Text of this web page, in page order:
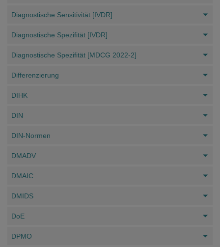
Diagnostische Sensitivität [IVDR]
Diagnostische Spezifität [IVDR]
Diagnostische Spezifität [MDCG 2022-2]
Differenzierung
DIHK
DIN
DIN-Normen
DMADV
DMAIC
DMIDS
DoE
DPMO